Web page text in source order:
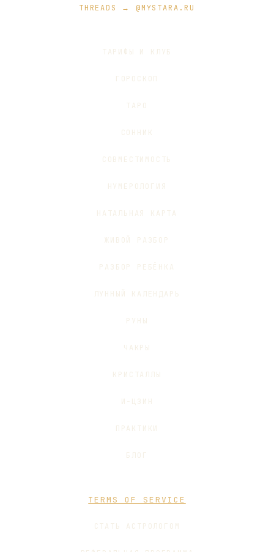
THREADS → @MYSTARA.RU
ТАРИФЫ И КЛУБ
ГОРОСКОП
ТАРО
СОННИК
СОВМЕСТИМОСТЬ
НУМЕРОЛОГИЯ
НАТАЛЬНАЯ КАРТА
ЖИВОЙ РАЗБОР
РАЗБОР РЕБЁНКА
ЛУННЫЙ КАЛЕНДАРЬ
РУНЫ
ЧАКРЫ
КРИСТАЛЛЫ
И-ЦЗИН
ПРАКТИКИ
БЛОГ
TERMS OF SERVICE
СТАТЬ АСТРОЛОГОМ